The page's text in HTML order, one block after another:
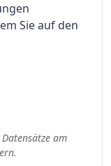
Sie auf den
am